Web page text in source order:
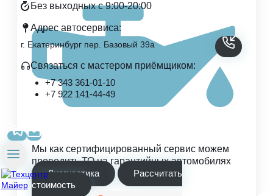
Без выходных с 9:00-20:00
Адрес автосервиса:
г. Екатеринбург пер. Базовый 39а
Связаться с мастером приёмщиком:
+7 343 361-01-10
+7 922 141-44-49
Мы как сертифицированный сервис можем
проводить ТО на гарантийных автомобилях
Диагностика
Рассчитать
стоимость